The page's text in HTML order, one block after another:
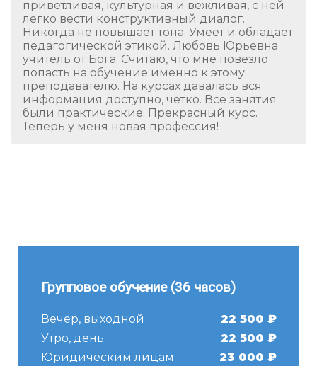
приветливая, культурная и вежливая, с ней
легко вести конструктивный диалог.
Никогда не повышает тона. Умеет и обладает
педагогической этикой. Любовь Юрьевна
учитель от Бога. Считаю, что мне повезло
попасть на обучение именно к этому
преподавателю. На курсах давалась вся
информация доступно, четко. Все занятия
были практические. Прекрасный курс.
Теперь у меня новая профессия!
Групповое обучение (36 часов)
Вечер, выходной
22 500 ₽
Утро, день
22 500 ₽
Юридическим лицам
23 000 ₽